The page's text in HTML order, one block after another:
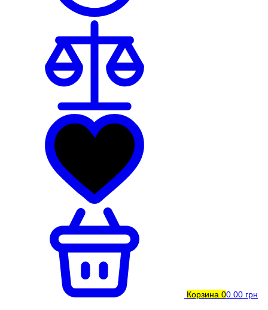
Корзина 00.00 грн